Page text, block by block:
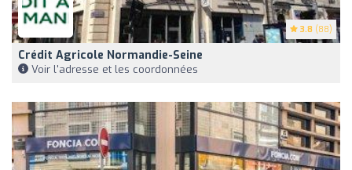
3.8 (88)
Crédit Agricole Normandie-Seine
Voir l'adresse et les coordonnées